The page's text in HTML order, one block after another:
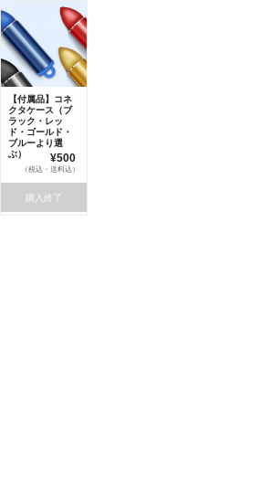
【付属品】コネ
クタケース（ブ
ラック・レッ
ド・ゴールド・
ブルーより選
ぶ）
¥500
（税込・送料込）
購入終了